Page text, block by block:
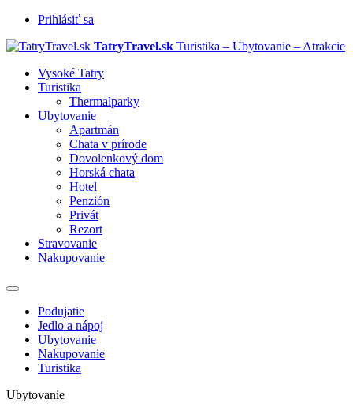
Prihlásiť sa
TatryTravel.sk Turistika – Ubytovanie – Atrakcie
Vysoké Tatry
Turistika
Thermalparky
Ubytovanie
Apartmán
Chata v prírode
Dovolenkový dom
Horská chata
Hotel
Penzión
Privát
Rezort
Stravovanie
Nakupovanie
Prepnúť
navigáciuPodujatie
Jedlo a nápoj
Ubytovanie
Nakupovanie
Turistika
Ubytovanie